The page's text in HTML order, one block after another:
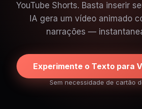
YouTube Shorts. Basta inserir
IA gera um vídeo animado
narrações —
Experimente o Texto para
Sem necessidade de cartão